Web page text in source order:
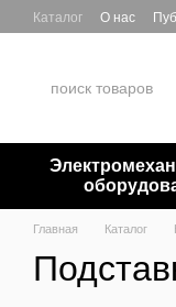
Перейти к основному
Каталог О нас
Главная Каталог